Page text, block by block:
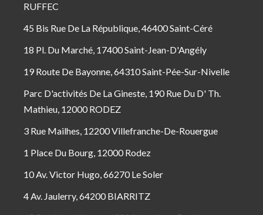
RUFFEC
45 Bis Rue De La République, 46400 Saint-Céré
18 Pl. Du Marché, 17400 Saint-Jean-D'Angély
19 Route De Bayonne, 64310 Saint-Pée-Sur-Nivelle
Parc D'activités De La Gineste, 190 Rue Du D' Th.
Mathieu, 12000 RODEZ
3 Rue Mailhes, 12200 Villefranche-De-Rouergue
1 Place Du Bourg, 12000 Rodez
10 Av. Victor Hugo, 66270 Le Soler
4 Av. Jaulerry, 64200 BIARRITZ